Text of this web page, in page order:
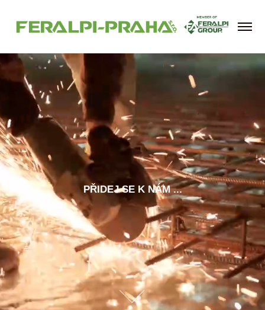
PŘIDEJ SE K NÁM ...